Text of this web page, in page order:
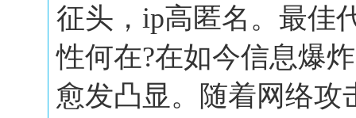
征头，ip高匿名。最佳
性何在?在如今信息爆
愈发凸显。随着网络攻